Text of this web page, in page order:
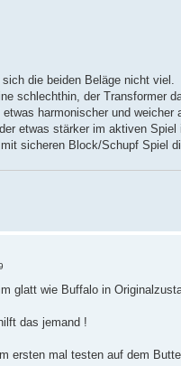
die beiden Beläge nicht viel.
schlechthin, der Transformer
harmonischer und
etwas stärker im aktiven
sicheren Block/Schupf Spiel
glatt wie Buffalo in
das jemand !
ersten mal testen auf dem